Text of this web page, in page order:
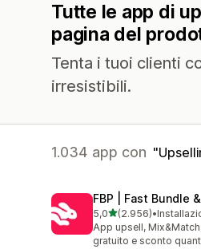
Tutte le app di
pagina del
Tenta i tuoi clienti
irresistibili.
1.034 app con
FBP | Fast Bundle
5,0stelle su 5
(2.956)
2956 recensioni totali
•
App upsell,
gratuito e sconto